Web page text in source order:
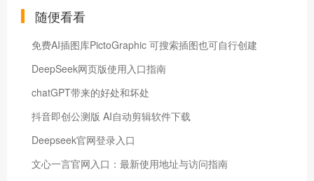
随便看看
免费AI插图库PictoGraphic 可搜索插图也可自行创建
DeepSeek网页版使用入口指南
chatGPT带来的好处和坏处
抖音即创公测版 AI自动剪辑软件下载
Deepseek官网登录入口
文心一言官网入口：最新使用地址与访问指南